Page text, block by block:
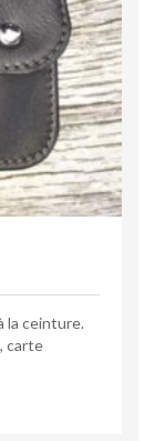
la ceinture.
carte